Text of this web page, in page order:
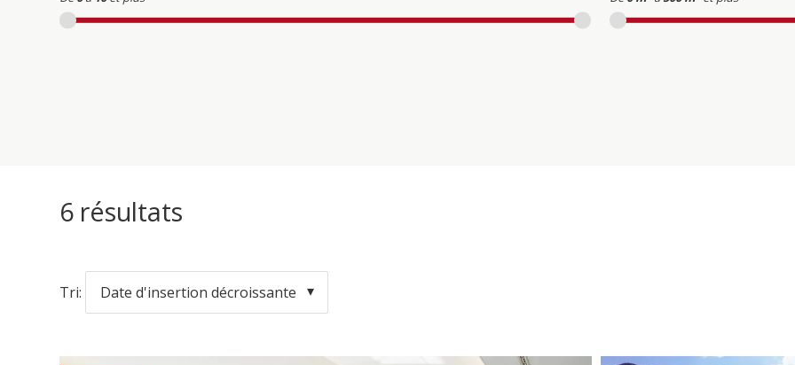
6 résultats
Tri: Date d'insertion décroissante